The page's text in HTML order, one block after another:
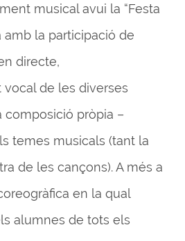
musical avui la “Festa
amb la participació de
directe,
vocal de les diverses
composició pròpia –
temes musicals (tant la
de les cançons). A més a
en la qual
alumnes de tots els